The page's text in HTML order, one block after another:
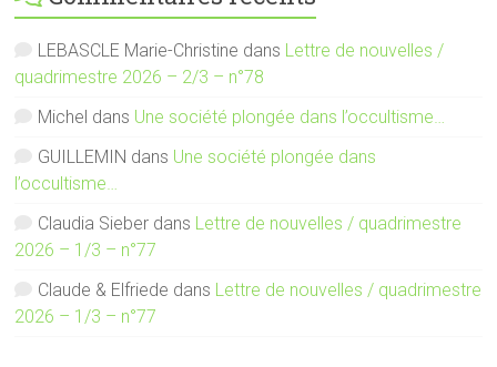
LEBASCLE Marie-Christine dans Lettre de nouvelles /
quadrimestre 2026 – 2/3 – n°78
Michel dans Une société plongée dans l’occultisme…
GUILLEMIN dans Une société plongée dans
l’occultisme…
Claudia Sieber dans Lettre de nouvelles / quadrimestre
2026 – 1/3 – n°77
Claude & Elfriede dans Lettre de nouvelles / quadrimestre
2026 – 1/3 – n°77